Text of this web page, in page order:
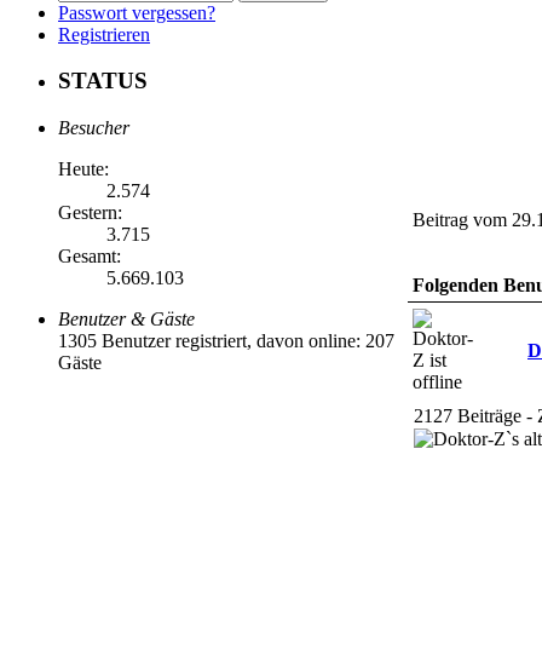
Passwort vergessen?
Registrieren
STATUS
Besucher
Heute:
2.574
Gestern:
3.715
Gesamt:
5.669.103
Benutzer & Gäste
1305 Benutzer registriert, davon online: 207
Gäste
Beitrag vom
Folgenden
2127 Beiträge -